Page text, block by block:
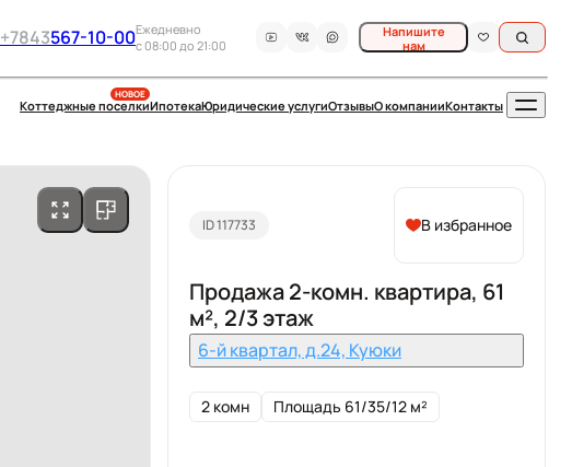
+7843567-10-00Ежедневно
c 08:00 до 21:00
Напишите
нам
НОВОЕ
Коттеджные поселкиИпотекаЮридические услугиОтзывыО компанииКонтакты
ID 117733 В избранное
Продажа 2-комн. квартира, 61
м², 2/3 этаж
6-й квартал, д.24, Куюки
2 комн Площадь 61/35/12 м²